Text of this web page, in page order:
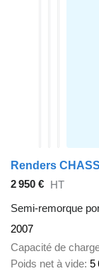
Renders
2 950 € HT
Semi-remorque
2007
Capacité de
Poids net à vide 5